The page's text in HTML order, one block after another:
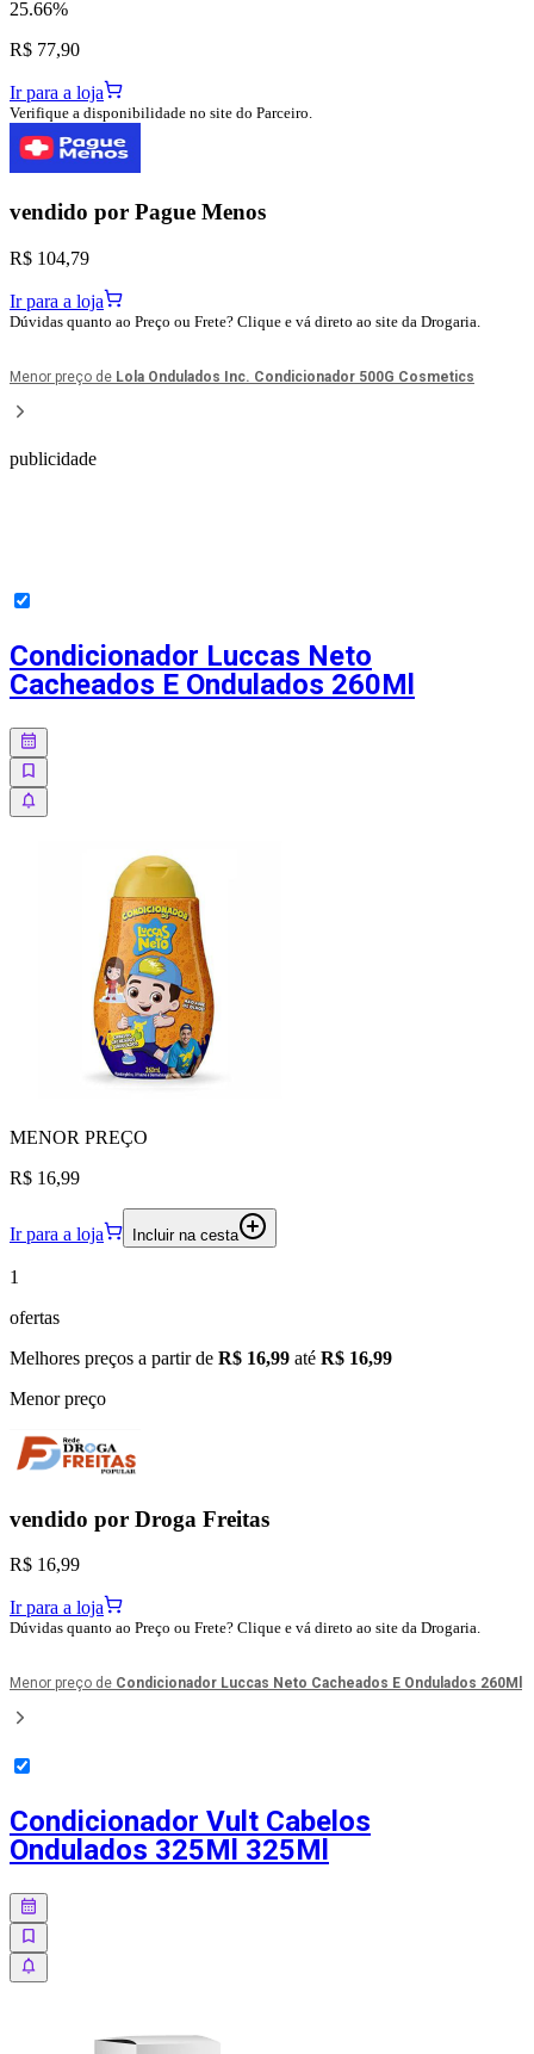
25.66%
R$ 77,90
Ir para a loja
Verifique a disponibilidade no site do Parceiro.
vendido por Pague Menos
R$ 104,79
Ir para a loja
Dúvidas quanto ao Preço ou Frete? Clique e vá direto ao site da Drogaria.
Menor preço de Lola Ondulados Inc. Condicionador 500G Cosmetics
publicidade
Condicionador Luccas Neto
Cacheados E Ondulados 260Ml
MENOR PREÇO
R$ 16,99
Ir para a loja Incluir na cesta
1
ofertas
Melhores preços a partir de R$ 16,99 até R$ 16,99
Menor preço
vendido por Droga Freitas
R$ 16,99
Ir para a loja
Dúvidas quanto ao Preço ou Frete? Clique e vá direto ao site da Drogaria.
Menor preço de Condicionador Luccas Neto Cacheados E Ondulados 260Ml
Condicionador Vult Cabelos
Ondulados 325Ml 325Ml